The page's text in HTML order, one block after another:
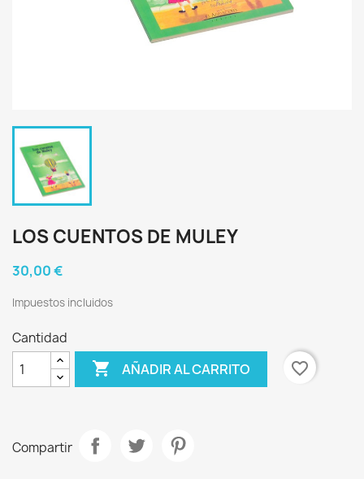
LOS CUENTOS DE MULEY
30,00 €
Impuestos incluidos
Cantidad
 AÑADIR AL CARRITO favorite_border
Compartir